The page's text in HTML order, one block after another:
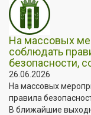
На массовых
соблюдать
безопасности,
26.06.2026
На массовых
правила
В ближайшие